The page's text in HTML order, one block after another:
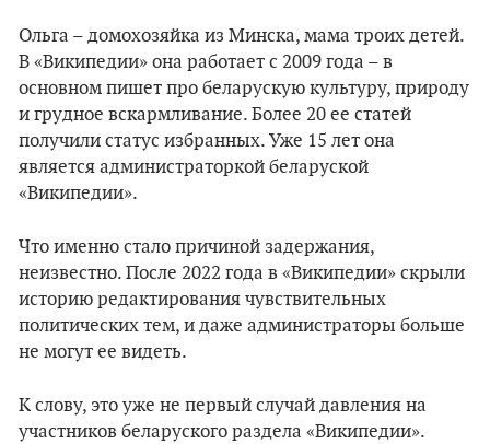
Ольга – домохозяйка из Минска, мама троих детей.
В «Википедии» она работает с 2009 года – в
основном пишет про беларускую культуру, природу
и грудное вскармливание. Более 20 ее статей
получили статус избранных. Уже 15 лет она
является администраторкой беларуской
«Википедии».
Что именно стало причиной задержания,
неизвестно. После 2022 года в «Википедии» скрыли
историю редактирования чувствительных
политических тем, и даже администраторы больше
не могут ее видеть.
К слову, это уже не первый случай давления на
участников беларуского раздела «Википедии».